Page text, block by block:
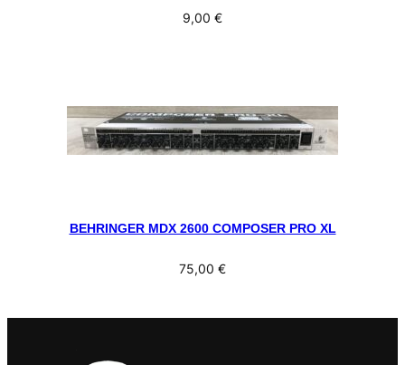
9,00 €
BEHRINGER MDX 2600 COMPOSER PRO XL
75,00 €